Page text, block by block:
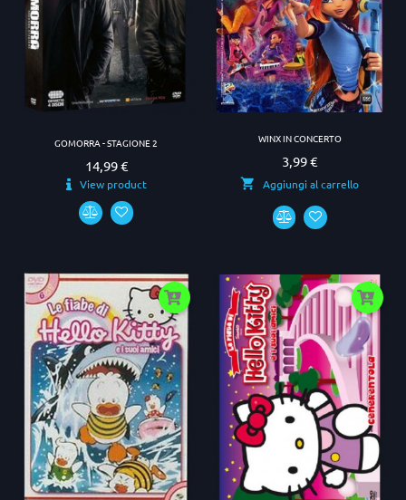
GOMORRA - STAGIONE 2
Prezzo
14,99 €
View product
WINX IN CONCERTO
Prezzo
3,99 €
Aggiungi al carrello